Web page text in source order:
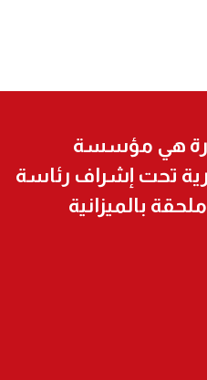
هي مؤسسة
تحت إشراف رئاسة
بالميزانية